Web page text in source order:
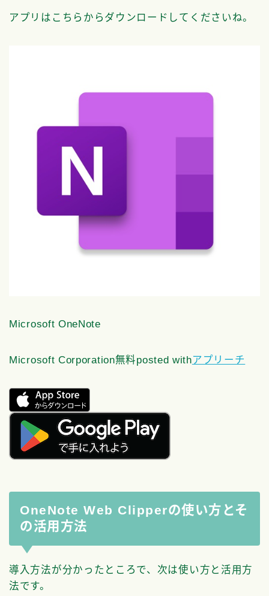
アプリはこちらからダウンロードしてくださいね。
Microsoft OneNote
Microsoft Corporation無料posted withアプリーチ
OneNote Web Clipperの使い方とそ
の活用方法
導入方法が分かったところで、次は使い方と活用方
法です。